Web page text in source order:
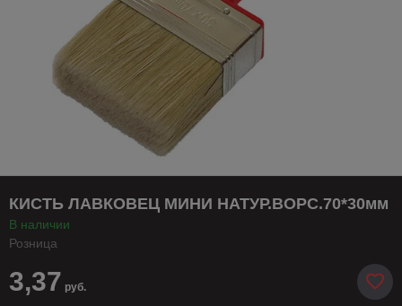
КИСТЬ ЛАВКОВЕЦ МИНИ НАТУР.ВОРС.70*30мм
В наличии
Розница
3,37 руб.